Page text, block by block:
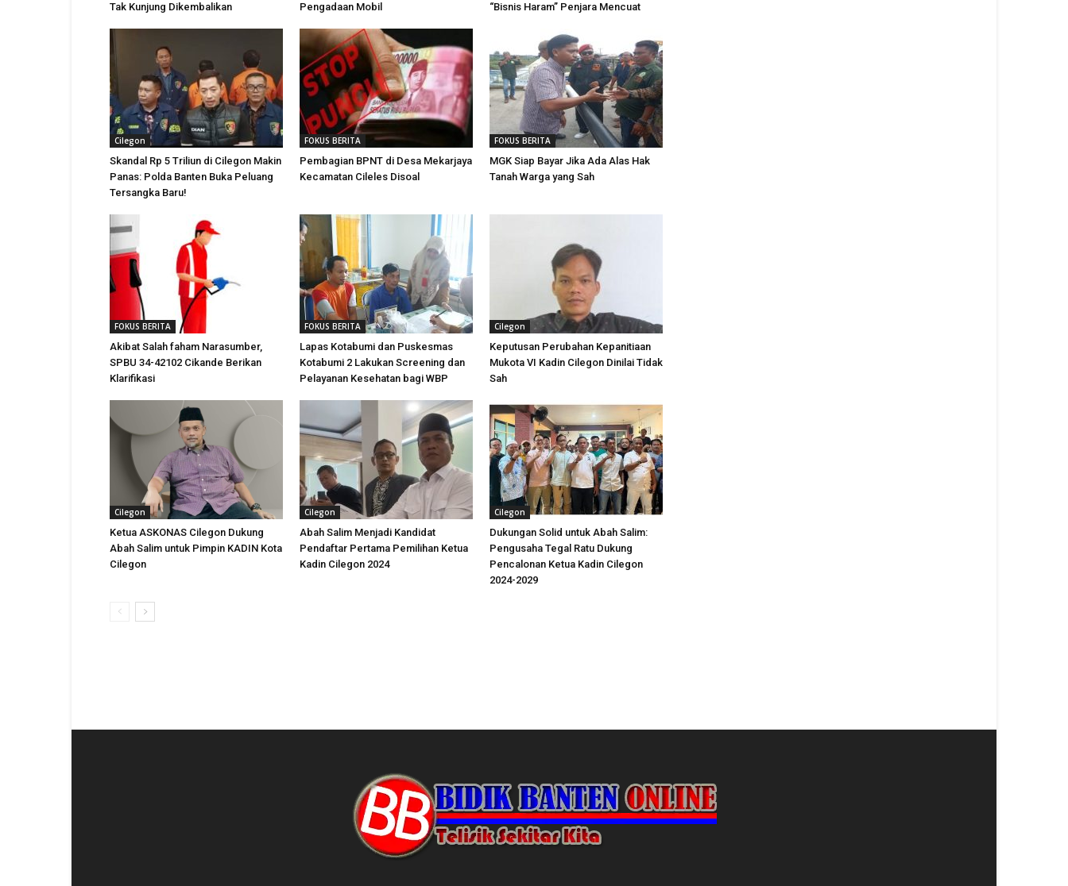
Tak Kunjung Dikembalikan
Pengadaan Mobil
“Bisnis Haram” Penjara Mencuat
Cilegon
Skandal Rp 5 Triliun di Cilegon Makin
Panas: Polda Banten Buka Peluang
Tersangka Baru!
FOKUS BERITA
Pembagian BPNT di Desa Mekarjaya
Kecamatan Cileles Disoal
FOKUS BERITA
MGK Siap Bayar Jika Ada Alas Hak
Tanah Warga yang Sah
FOKUS BERITA
Akibat Salah faham Narasumber,
SPBU 34-42102 Cikande Berikan
Klarifikasi
FOKUS BERITA
Lapas Kotabumi dan Puskesmas
Kotabumi 2 Lakukan Screening dan
Pelayanan Kesehatan bagi WBP
Cilegon
Keputusan Perubahan Kepanitiaan
Mukota VI Kadin Cilegon Dinilai Tidak
Sah
Cilegon
Ketua ASKONAS Cilegon Dukung
Abah Salim untuk Pimpin KADIN Kota
Cilegon
Cilegon
Abah Salim Menjadi Kandidat
Pendaftar Pertama Pemilihan Ketua
Kadin Cilegon 2024
Cilegon
Dukungan Solid untuk Abah Salim:
Pengusaha Tegal Ratu Dukung
Pencalonan Ketua Kadin Cilegon
2024-2029